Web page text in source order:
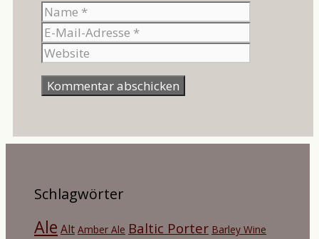
Name
Mail-
Adresse
Schlagwörter
Ale Alt Amber Ale Baltic Porter Barley Wine